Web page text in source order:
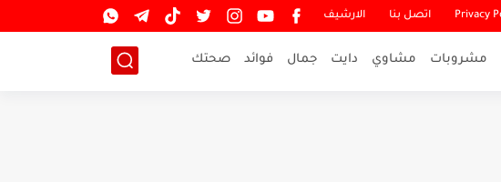
اتصل بنا الارشيف
مشروبات مشاوي دايت جمال فوائد صحتك